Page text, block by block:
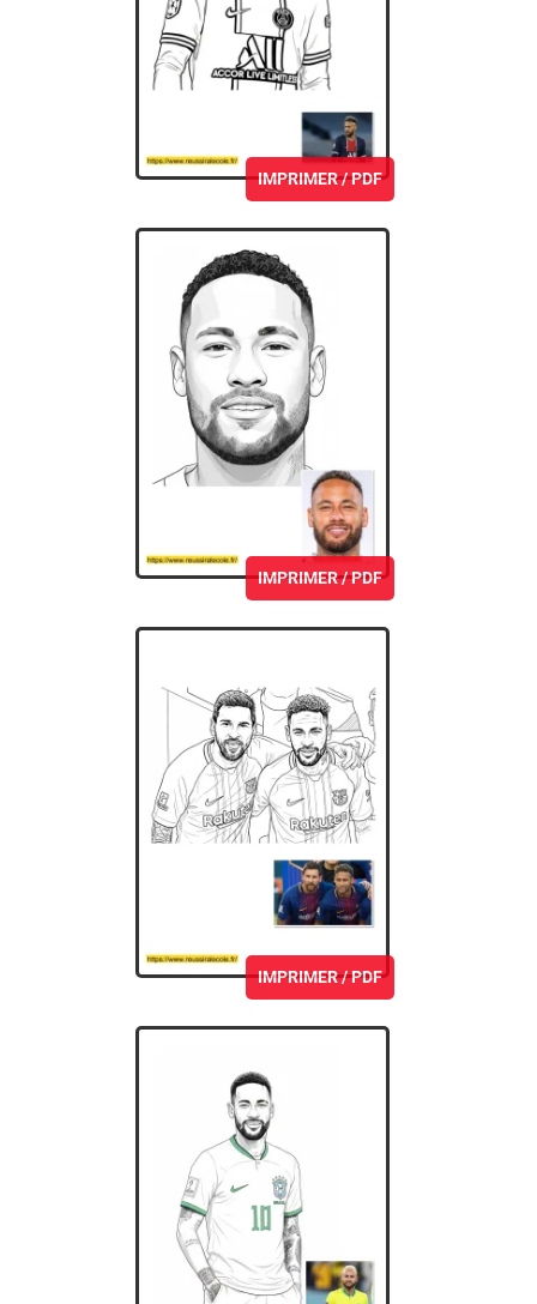
IMPRIMER / PDF
IMPRIMER / PDF
IMPRIMER / PDF